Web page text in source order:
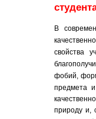
В
свойства
фобий,
предмета
природу и,